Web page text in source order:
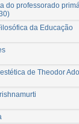
do professorado
da Educação
de Theodor